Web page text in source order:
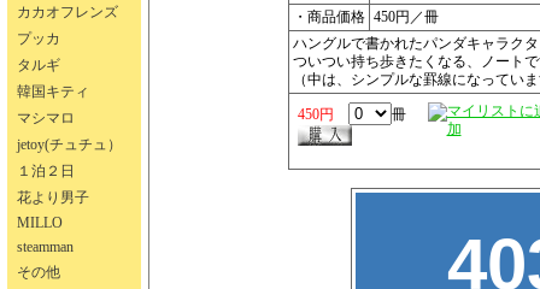
カカオフレンズ
プッカ
タルギ
韓国キティ
マシマロ
jetoy(チュチュ）
１泊２日
花より男子
MILLO
steamman
その他
・商品価格 450円／冊
ハングルで書かれたパンダキャラク
ついつい持ち歩きたくなる、ノート
（中は、シンプルな罫線になってい
450円 冊